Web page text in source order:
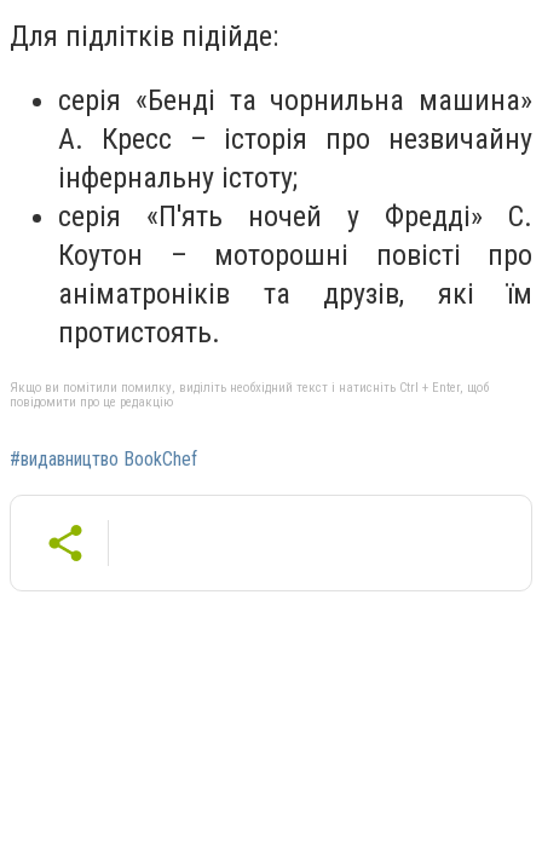
Для підлітків підійде:
серія «Бенді та чорнильна машина»
А. Кресс – історія про незвичайну
інфернальну істоту;
серія «П'ять ночей у Фредді» С.
Коутон – моторошні повісті про
аніматроніків та друзів, які їм
протистоять.
Якщо ви помітили помилку, виділіть необхідний текст і натисніть Ctrl + Enter, щоб
повідомити про це редакцію
#видавництво BookChef